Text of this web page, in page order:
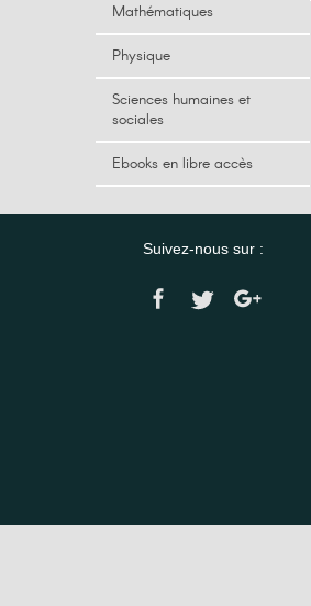
Mathématiques
Physique
Sciences humaines et
sociales
Ebooks en libre accès
Suivez-nous sur :